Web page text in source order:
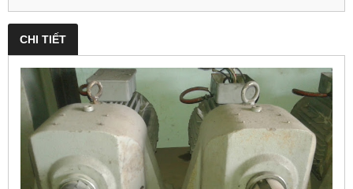
CHI TIẾT